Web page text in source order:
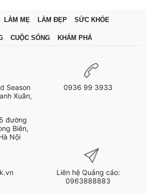
LÀM MẸ LÀM ĐẸP SỨC KHỎE
CUỘC SỐNG KHÁM PHÁ
Season
Xuân,
đường
Biên,
Nội
0936 99 3933
Liên hệ Quảng cáo:
0963888883